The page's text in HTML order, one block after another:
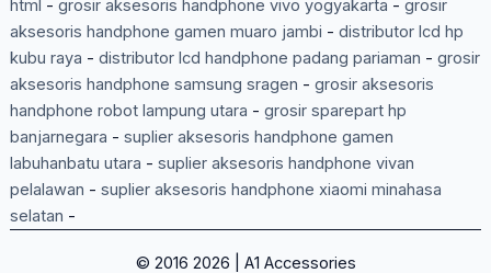
html - grosir aksesoris handphone vivo yogyakarta - grosir
aksesoris handphone gamen muaro jambi - distributor lcd hp
kubu raya - distributor lcd handphone padang pariaman - grosir
aksesoris handphone samsung sragen - grosir aksesoris
handphone robot lampung utara - grosir sparepart hp
banjarnegara - suplier aksesoris handphone gamen
labuhanbatu utara - suplier aksesoris handphone vivan
pelalawan - suplier aksesoris handphone xiaomi minahasa
selatan -
© 2016 2026 | A1 Accessories